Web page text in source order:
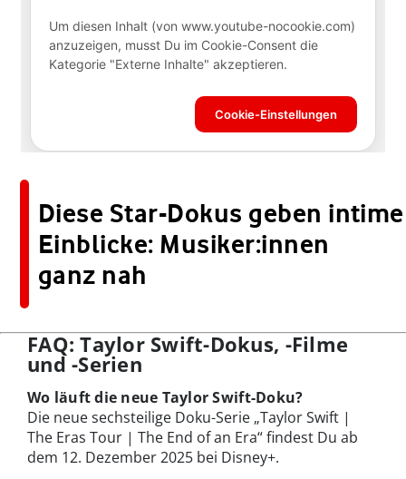
Diese Star-Dokus geben intime
Einblicke: Musiker:innen
ganz nah
FAQ: Taylor Swift-Dokus, -Filme
und -Serien
Wo läuft die neue Taylor Swift-Doku?
Die neue sechsteilige Doku-Serie „Taylor Swift |
The Eras Tour | The End of an Era“ findest Du ab
dem 12. Dezember 2025 bei Disney+.